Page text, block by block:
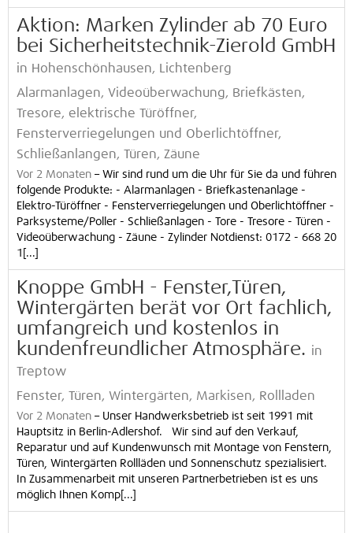
Aktion: Marken Zylinder ab 70 Euro
bei Sicherheitstechnik-Zierold GmbH
in Hohenschönhausen, Lichtenberg
Alarmanlagen, Videoüberwachung, Briefkästen,
Tresore, elektrische Türöffner,
Fensterverriegelungen und Oberlichtöffner,
Schließanlangen, Türen, Zäune
Vor 2 Monaten – Wir sind rund um die Uhr für Sie da und führen
folgende Produkte: - Alarmanlagen - Briefkastenanlage -
Elektro-Türöffner - Fensterverriegelungen und Oberlichtöffner -
Parksysteme/Poller - Schließanlagen - Tore - Tresore - Türen -
Videoüberwachung - Zäune - Zylinder Notdienst: 0172 - 668 20
1[...]
Knoppe GmbH - Fenster,Türen,
Wintergärten berät vor Ort fachlich,
umfangreich und kostenlos in
kundenfreundlicher Atmosphäre. in
Treptow
Fenster, Türen, Wintergärten, Markisen, Rollladen
Vor 2 Monaten – Unser Handwerksbetrieb ist seit 1991 mit
Hauptsitz in Berlin-Adlershof. Wir sind auf den Verkauf,
Reparatur und auf Kundenwunsch mit Montage von Fenstern,
Türen, Wintergärten Rollläden und Sonnenschutz spezialisiert.
In Zusammenarbeit mit unseren Partnerbetrieben ist es uns
möglich Ihnen Komp[...]